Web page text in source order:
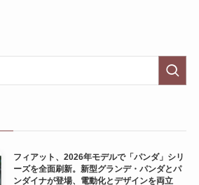
フィアット、2026年モデルで「パンダ」シリ
ーズを全面刷新。新型グランデ・パンダとパ
ンダイナが登場、電動化とデザインを両立